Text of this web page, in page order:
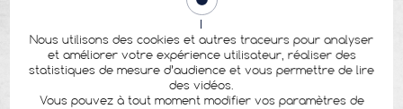
Nous utilisons des cookies et autres traceurs pour analyser
et améliorer votre expérience utilisateur, réaliser des
statistiques de mesure d’audience et vous permettre de lire
des vidéos.
Vous pouvez à tout moment modifier vos paramètres de